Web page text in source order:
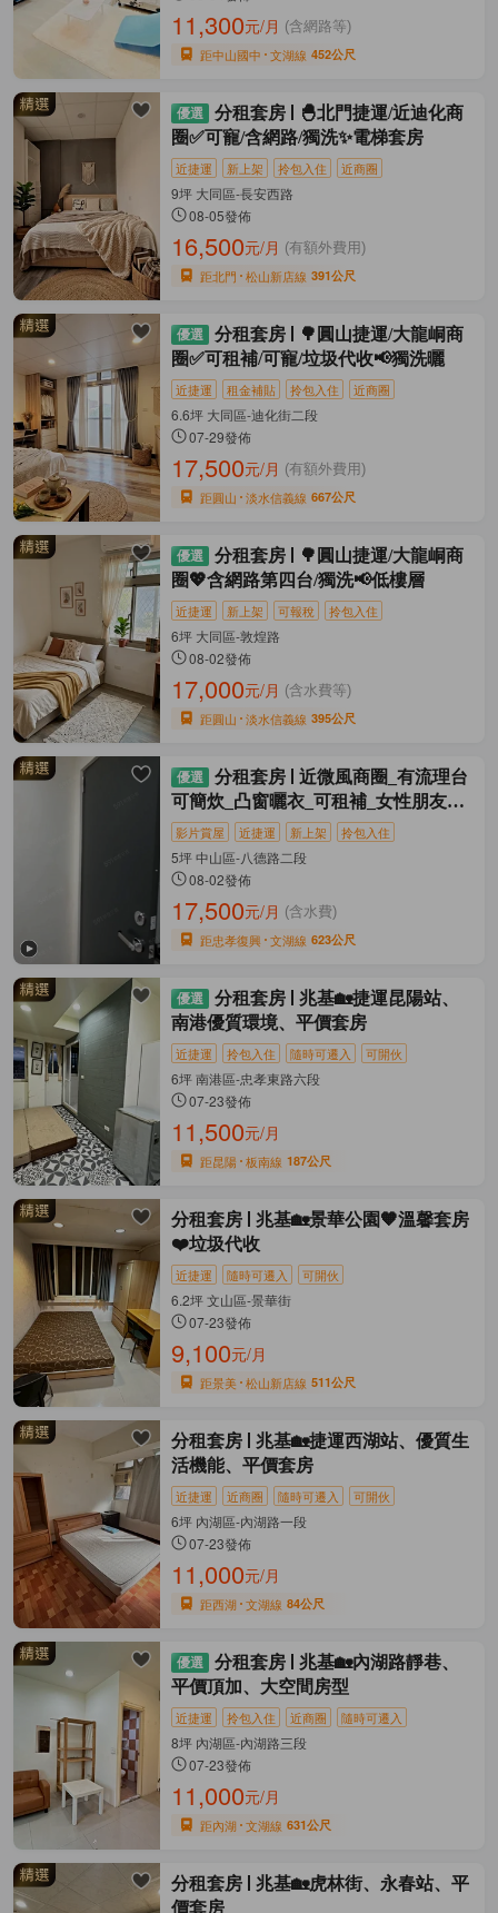
11,300元/月 (含網路等)
距中山國中 文湖線 452公尺
分租套房
🐣北門捷運/近迪化商
圈✅可寵/含網路/獨洗✨電梯套房
近捷運 新上架 拎包入住 近商圈
9坪 大同區-長安西路
08-05發佈
16,500元/月 (有額外費用)
距北門 松山新店線 391公尺
分租套房
🌳圓山捷運/大龍峒商
圈✅可租補/可寵/垃圾代收📢獨洗曬
近捷運 租金補貼 拎包入住 近商圈
6.6坪 大同區-迪化街二段
07-29發佈
17,500元/月 (有額外費用)
距圓山 淡水信義線 667公尺
分租套房
🌳圓山捷運/大龍峒商
圈💖含網路第四台/獨洗📢低樓層
近捷運 新上架 可報稅 拎包入住
6坪 大同區-敦煌路
08-02發佈
17,000元/月 (含水費等)
距圓山 淡水信義線 395公尺
分租套房
近微風商圈_有流理台
可簡炊_凸窗曬衣_可租補_女性朋友首
選
影片賞屋 近捷運 新上架 拎包入住
5坪 中山區-八德路二段
08-02發佈
17,500元/月 (含水費)
距忠孝復興 文湖線 623公尺
分租套房
兆基🏡捷運昆陽站、
南港優質環境、平價套房
近捷運 拎包入住 隨時可遷入 可開伙
6坪 南港區-忠孝東路六段
07-23發佈
11,500元/月
距昆陽 板南線 187公尺
分租套房
兆基🏡景華公園🧡溫馨套房
❤️垃圾代收
近捷運 隨時可遷入 可開伙
6.2坪 文山區-景華街
07-23發佈
9,100元/月
距景美 松山新店線 511公尺
分租套房
兆基🏡捷運西湖站、優質生
活機能、平價套房
近捷運 近商圈 隨時可遷入 可開伙
6坪 內湖區-內湖路一段
07-23發佈
11,000元/月
距西湖 文湖線 84公尺
分租套房
兆基🏡內湖路靜巷、
平價頂加、大空間房型
近捷運 拎包入住 近商圈 隨時可遷入
8坪 內湖區-內湖路三段
07-23發佈
11,000元/月
距內湖 文湖線 631公尺
分租套房
兆基🏡虎林街、永春站、平
價套房